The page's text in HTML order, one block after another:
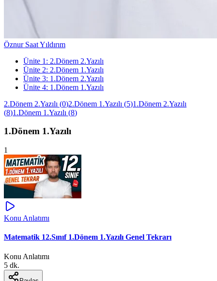
Öznur Saat Yıldırım
Ünite 1 : 2.Dönem 2.Yazılı
Ünite 2: 2.Dönem 1.Yazılı
Ünite 3: 1.Dönem 2.Yazılı
Ünite 4: 1.Dönem 1.Yazılı
2.Dönem 2.Yazılı (0)2.Dönem 1.Yazılı (5)1.Dönem 2.Yazılı
(8)1.Dönem 1.Yazılı (8)
1.Dönem 1.Yazılı
1
Konu Anlatımı
Matematik 12.Sınıf 1.Dönem 1.Yazılı Genel Tekrarı
Konu Anlatımı
5 dk.